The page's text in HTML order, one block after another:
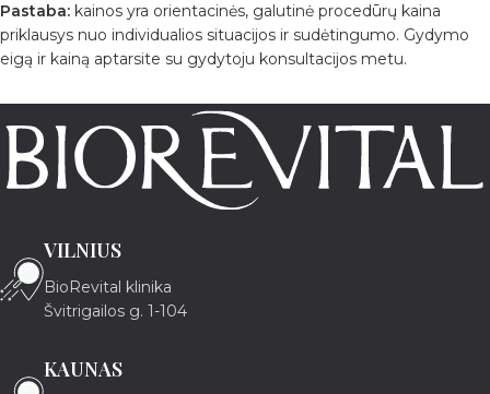
Pastaba: kainos yra orientacinės, galutinė procedūrų kaina
priklausys nuo individualios situacijos ir sudėtingumo. Gydymo
eigą ir kainą aptarsite su gydytoju konsultacijos metu.
VILNIUS
BioRevital klinika
Švitrigailos g. 1-104
KAUNAS